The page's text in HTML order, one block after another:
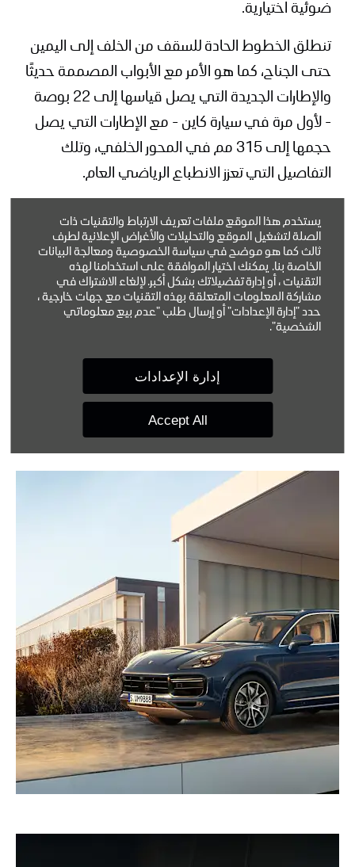
يستخدم هذا الموقع ملفات تعريف الارتباط والتقنيات ذات
الصلة لتشغيل الموقع والتحليلات والأغراض الإعلانية لطرف
ثالث كما هو موضح في سياسة الخصوصية ومعالجة البيانات
الخاصة بنا. يمكنك اختيار الموافقة على استخدامنا لهذه
التقنيات ، أو إدارة تفضيلاتك بشكل أكبر. لإلغاء الاشتراك في
مشاركة المعلومات المتعلقة بهذه التقنيات مع جهات خارجية ،
حدد "إدارة الإعدادات" أو إرسال طلب "عدم بيع معلوماتي
الشخصية".
إدارة الإعدادات
Accept All
ضوئية اختيارية.
تنطلق الخطوط الحادة للسقف من الخلف إلى اليمين
حتى الجناح، كما هو الأمر مع الأبواب المصممة حديثًا
والإطارات الجديدة التي يصل قياسها إلى 22 بوصة
- لأول مرة في سيارة كاين - مع الإطارات التي يصل
حجمها إلى 315 مم في المحور الخلفي، وتلك
التفاصيل التي تعزز الانطباع الرياضي العام.
الجزء الخلفي أعيد تصميمه بالكامل، بحيث يتجه
الانتباه مباشرة إلى شريط اللمبات المذهل، الذي يمتد
على كامل الجزء الخلفي ويؤكد بأناقة على وجود
كاين الجديد، تستخدم في المصابيح الخلفية تقنية
LED حديثة ودقيقة، وتعتمد نفس مفهوم تصميم
المصابيح الأمامية، بحيث يمكن تمييز عناصر الضوء
المنفردة كأجسام ثلاثية الأبعاد. نقطة مشرقة أخرى
في تصميم السيارة.